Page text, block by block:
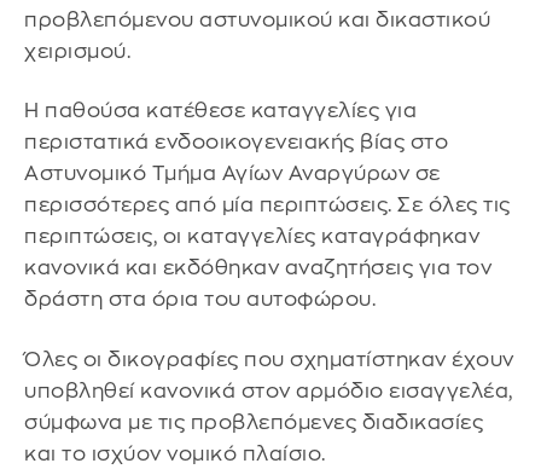
προβλεπόμενου αστυνομικού και δικαστικού
χειρισμού.
Η παθούσα κατέθεσε καταγγελίες για
περιστατικά ενδοοικογενειακής βίας στο
Αστυνομικό Τμήμα Αγίων Αναργύρων σε
περισσότερες από μία περιπτώσεις. Σε όλες τις
περιπτώσεις, οι καταγγελίες καταγράφηκαν
κανονικά και εκδόθηκαν αναζητήσεις για τον
δράστη στα όρια του αυτοφώρου.
Όλες οι δικογραφίες που σχηματίστηκαν έχουν
υποβληθεί κανονικά στον αρμόδιο εισαγγελέα,
σύμφωνα με τις προβλεπόμενες διαδικασίες
και το ισχύον νομικό πλαίσιο.